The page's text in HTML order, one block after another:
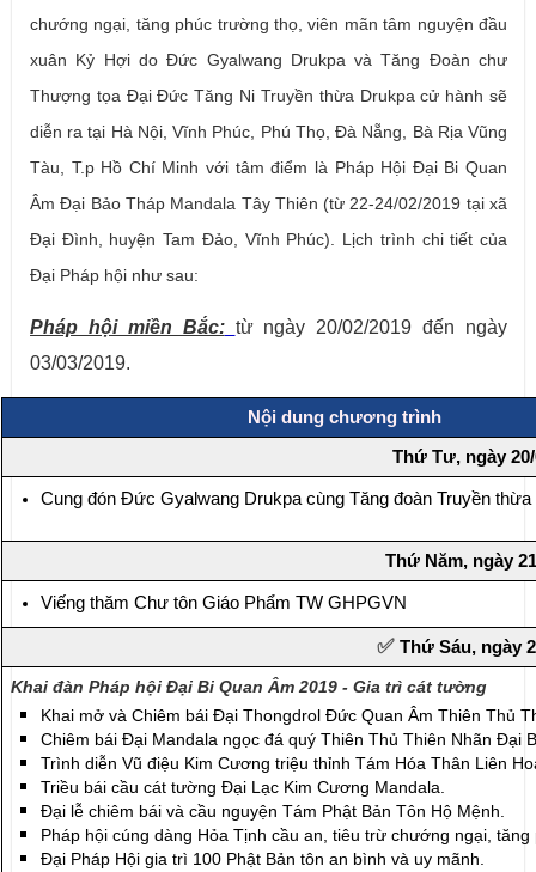
chướng ngại, tăng phúc trường thọ, viên mãn tâm nguyện đầu
xuân Kỷ Hợi do Đức Gyalwang Drukpa và Tăng Đoàn chư
Thượng tọa Đại Đức Tăng Ni Truyền thừa Drukpa cử hành sẽ
diễn ra tại Hà Nội, Vĩnh Phúc, Phú Thọ, Đà Nẵng, Bà Rịa Vũng
Tàu, T.p Hồ Chí Minh với tâm điểm là Pháp Hội Đại Bi Quan
Âm Đại Bảo Tháp Mandala Tây Thiên (từ 22-24/02/2019 tại xã
Đại Đình, huyện Tam Đảo, Vĩnh Phúc). Lịch trình chi tiết của
Đại Pháp hội như sau:
Pháp hội miền Bắc: từ ngày 20/02/2019 đến ngày
03/03/2019.
Nội dung chương trình
Thứ Tư, ngày
Cung đón Đức Gyalwang Drukpa cùng Tăng đoàn Truyền thừa
Thứ Năm, ngày
Viếng thăm Chư tôn Giáo Phẩm TW GHPGVN
✅ Thứ Sáu, ngày
Khai đàn Pháp hội Đại Bi Quan Âm 2019 - Gia trì cát tường
Khai mở và Chiêm bái Đại Thongdrol Đức Quan Âm Thiên Thủ
Chiêm bái Đại Mandala ngọc đá quý Thiên Thủ Thiên Nhãn Đại
Trình diễn Vũ điệu Kim Cương triệu thỉnh Tám Hóa Thân Liên
Triều bái cầu cát tường Đại Lạc Kim Cương Mandala.
Đại lễ chiêm bái và cầu nguyện Tám Phật Bản Tôn Hộ Mệnh.
Pháp hội cúng dàng Hỏa Tịnh cầu an, tiêu trừ chướng ngại,
Đại Pháp Hội gia trì 100 Phật Bản tôn an bình và uy mãnh.